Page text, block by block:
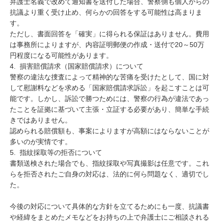
弁護士名義で改めて通知書を送付した場合、警察側も個人からの
抗議より重く受け止め、何らかの回答をする可能性は高まりま
す。
ただし、書面回答を「確実」に得られる保証はありません。費用
は事務所によりますが、内容証明郵便の作成・送付で20～50万
円程度になる可能性があります。
4.  損害賠償請求（国家賠償請求）について
警察の違法な捜査によって精神的な苦痛を受けたとして、国に対
して慰謝料などを求める「国家賠償請求訴訟」を起こすことは可
能です。しかし、訴訟で勝つためには、警察の行為が違法であっ
たことを証拠に基づいて主張・立証する必要があり、簡単な手続
きではありません。
認められる賠償額も、事案によりますが高額にはならないことが
多いのが実情です。
5.  指紋採取等の拒否について
書類送検された場合でも、指紋採取や写真撮影は任意です。これ
らを拒否されたご自身の対応は、法的に何ら問題なく、適切でし
た。
今後の対応について具体的な方針を立てるためにも一度、抗議書
や経緯をまとめたメモなどをお持ちの上で弁護士にご相談される